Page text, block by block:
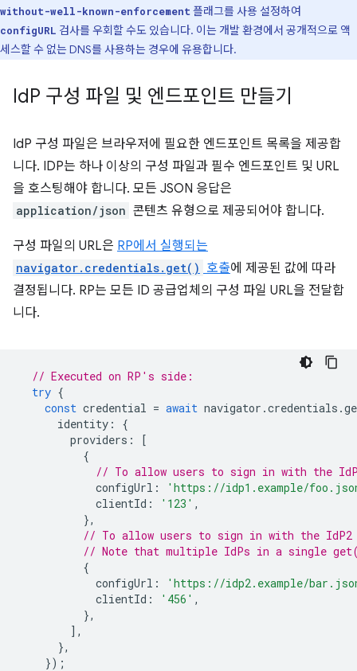
without-well-known-enforcement 플래그를 사용 설정하여
configURL 검사를 우회할 수도 있습니다. 이는 개발 환경에서 공개적으로 액
세스할 수 없는 DNS를 사용하는 경우에 유용합니다.
IdP 구성 파일 및 엔드포인트 만들기
IdP 구성 파일은 브라우저에 필요한 엔드포인트 목록을 제공합
니다. IDP는 하나 이상의 구성 파일과 필수 엔드포인트 및 URL
을 호스팅해야 합니다. 모든 JSON 응답은
application/json 콘텐츠 유형으로 제공되어야 합니다.
구성 파일의 URL은 RP에서 실행되는
navigator.credentials.get() 호출에 제공된 값에 따라
결정됩니다. RP는 모든 ID 공급업체의 구성 파일 URL을 전달합
니다.
// Executed on RP's side:
try {
const credential = await navigator .credentials .
identity :
{
providers :
[
{
// To allow users to sign in with the
configUrl :
'https://idp1.example/
clientId : '123' ,
},
// To allow users to sign in with the IdP2
// Note that multiple IdPs in a single get()
{
configUrl :
'https://idp2.example/
clientId : '456' ,
},
],
},
});